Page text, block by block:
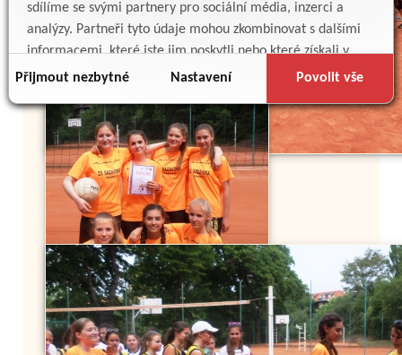
sdílíme se svými partnery pro sociální média, inzerci a
analýzy. Partneři tyto údaje mohou zkombinovat s dalšími
informacemi, které jste jim poskytli nebo které získali v
důsledku toho, že používáte jejich služby.
Přijmout nezbytné Nastavení Povolit vše